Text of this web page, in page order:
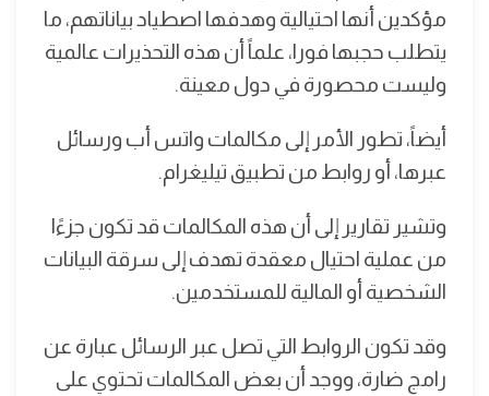
مؤكدين أنها احتيالية وهدفها اصطياد بياناتهم، ما
يتطلب حجبها فورا، علماً أن هذه التحذيرات عالمية
وليست محصورة في دول معينة.
أيضاً، تطور الأمر إلى مكالمات واتس أب ورسائل
عبرها، أو روابط من تطبيق تيليغرام.
وتشير تقارير إلى أن هذه المكالمات قد تكون جزءًا
من عملية احتيال معقدة تهدف إلى سرقة البيانات
الشخصية أو المالية للمستخدمين.
وقد تكون الروابط التي تصل عبر الرسائل عبارة عن
رامج ضارة، ووجد أن بعض المكالمات تحتوي على